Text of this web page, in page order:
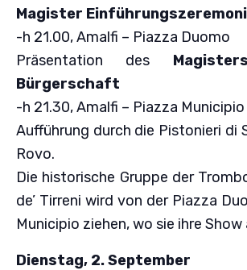
Magister
-h 21.00, Amalfi – Piazza Duomo
Präsentation des
Bürgerschaft
-h 21.30, Amalfi – Piazza Municipio
Aufführung durch die Pistonieri di
Rovo.
Die historische Gruppe der
de’ Tirreni wird von der Piazza
Municipio ziehen, wo sie ihre Show
Dienstag, 2. September